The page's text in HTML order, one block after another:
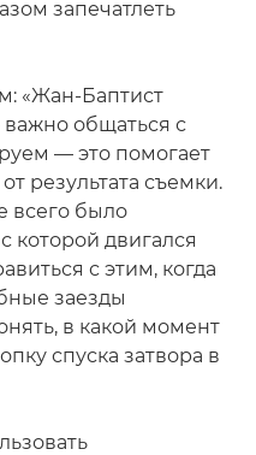
запечатлеть
«Жан-Баптист
важно общаться с
— это помогает
результата съемки.
всего было
которой двигался
с этим, когда
заезды
в какой момент
спуска затвора в